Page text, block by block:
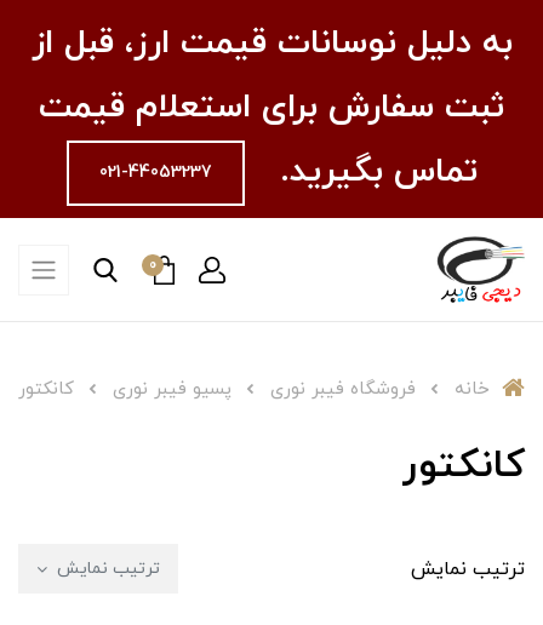
به دلیل نوسانات قیمت ارز، قبل از
ثبت سفارش برای استعلام قیمت
تماس بگیرید.
021-44053237
0
خانه فروشگاه فیبر نوری پسیو فیبر نوری کانکتور
کانکتور
ترتیب نمایش ترتیب نمایش